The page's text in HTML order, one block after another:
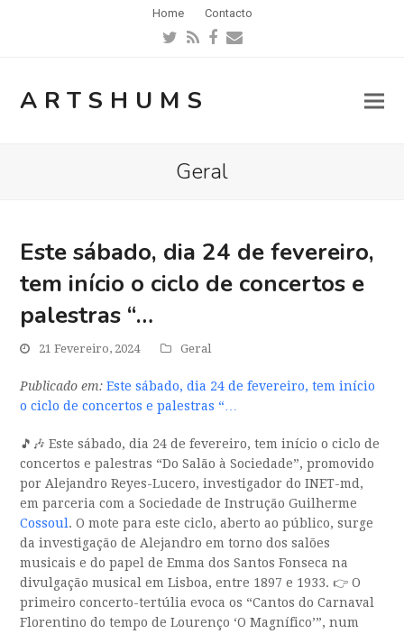
Home Contacto
Twitter
RSSFacebook
Email
ARTSHUMS
Geral
Este sábado, dia 24 de fevereiro,
tem início o ciclo de concertos e
palestras “…
21 Fevereiro, 2024 Geral
Publicado em: Este sábado, dia 24 de fevereiro, tem início
o ciclo de concertos e palestras “…
🎵🎶 Este sábado, dia 24 de fevereiro, tem início o ciclo de
concertos e palestras “Do Salão à Sociedade”, promovido
por Alejandro Reyes-Lucero, investigador do INET-md,
em parceria com a Sociedade de Instrução Guilherme
Cossoul. O mote para este ciclo, aberto ao público, surge
da investigação de Alejandro em torno dos salões
musicais e do papel de Emma dos Santos Fonseca na
divulgação musical em Lisboa, entre 1897 e 1933. 👉 O
primeiro concerto-tertúlia evoca os “Cantos do Carnaval
Florentino do tempo de Lourenço ‘O Magnífico’”, num